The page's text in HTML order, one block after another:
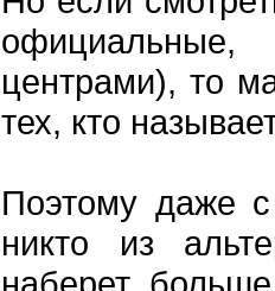
центрами), то
тех, кто
Поэтому даже с
никто из